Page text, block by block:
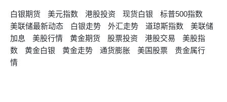
白银期货 美元指数 港股投资 现货白银
标普500指数
美联储最新动态
白银走势 外汇走势 道琼斯指数
美联储
加息
美股行情 黄金期货 股票投资 港股交易
美股指
数
黄金白银 黄金走势 通货膨胀 美国股票
贵金属行
情